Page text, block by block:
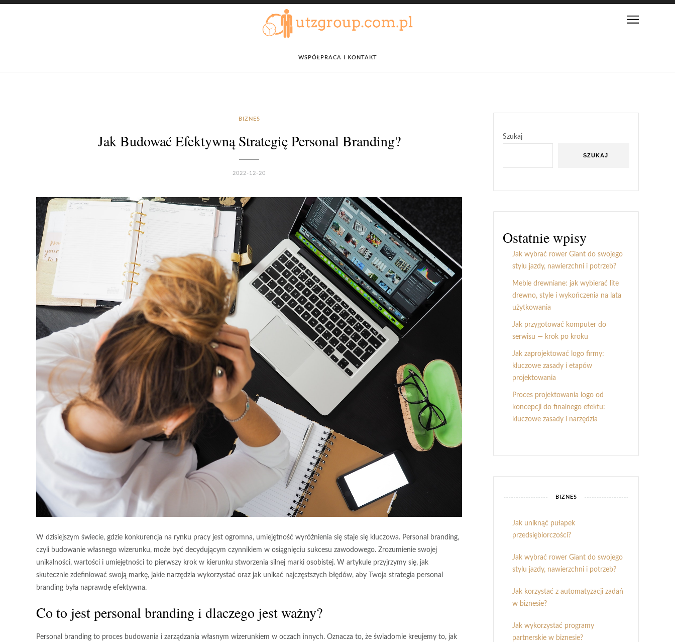
WSPÓŁPRACA I KONTAKT
BIZNES
Jak Budować Efektywną Strategię Personal Branding?
2022-12-20
W dzisiejszym świecie, gdzie konkurencja na rynku pracy jest ogromna, umiejętność wyróżnienia się staje się kluczowa. Personal branding,
czyli budowanie własnego wizerunku, może być decydującym czynnikiem w osiągnięciu sukcesu zawodowego. Zrozumienie swojej
unikalności, wartości i umiejętności to pierwszy krok w kierunku stworzenia silnej marki osobistej. W artykule przyjrzymy się, jak
skutecznie zdefiniować swoją markę, jakie narzędzia wykorzystać oraz jak unikać najczęstszych błędów, aby Twoja strategia personal
branding była naprawdę efektywna.
Co to jest personal branding i dlaczego jest ważny?
Personal branding to proces budowania i zarządzania własnym wizerunkiem w oczach innych. Oznacza to, że świadomie kreujemy to, jak
Szukaj
SZUKAJ
Ostatnie wpisy
Jak wybrać rower Giant do swojego
stylu jazdy, nawierzchni i potrzeb?
Meble drewniane: jak wybierać lite
drewno, style i wykończenia na lata
użytkowania
Jak przygotować komputer do
serwisu — krok po kroku
Jak zaprojektować logo firmy:
kluczowe zasady i etapów
projektowania
Proces projektowania logo od
koncepcji do finalnego efektu:
kluczowe zasady i narzędzia
BIZNES
Jak uniknąć pułapek
przedsiębiorczości?
Jak wybrać rower Giant do swojego
stylu jazdy, nawierzchni i potrzeb?
Jak korzystać z automatyzacji zadań
w biznesie?
Jak wykorzystać programy
partnerskie w biznesie?